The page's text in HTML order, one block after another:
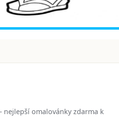
nejlepší omalovánky zdarma k